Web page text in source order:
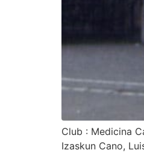
Club : Medicina
Izaskun Cano,